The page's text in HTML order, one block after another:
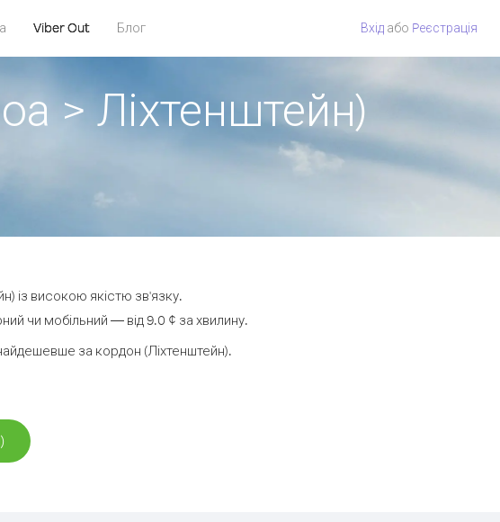
Viber Out Блог Вхід або Pеєстрація
> Ліхтенштейн)
із високою якістю зв'язку.
чи мобільний — від 9.0 ¢ за хвилину.
за кордон (Ліхтенштейн).